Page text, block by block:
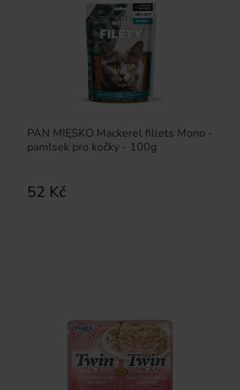
PAN MIĘSKO Mackerel fillets Mono -
pamlsek pro kočky - 100g
52 Kč